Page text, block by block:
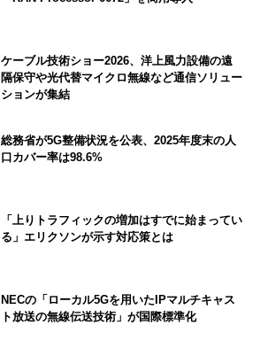
ケーブル技術ショー2026、洋上風力設備の遠
隔保守や光代替マイクロ無線など通信ソリュー
ションが集結
総務省が5G整備状況を公表、2025年度末の人
口カバー率は98.6%
「上りトラフィックの増加はすでに始まってい
る」エリクソンが示す対応策とは
NECの「ローカル5Gを用いたIPマルチキャス
ト放送の無線伝送技術」が国際標準化